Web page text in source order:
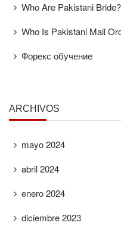
Who Are Pakistani Bride?
Who Is Pakistani Mail
Форекс обучение
ARCHIVOS
mayo 2024
abril 2024
enero 2024
diciembre 2023